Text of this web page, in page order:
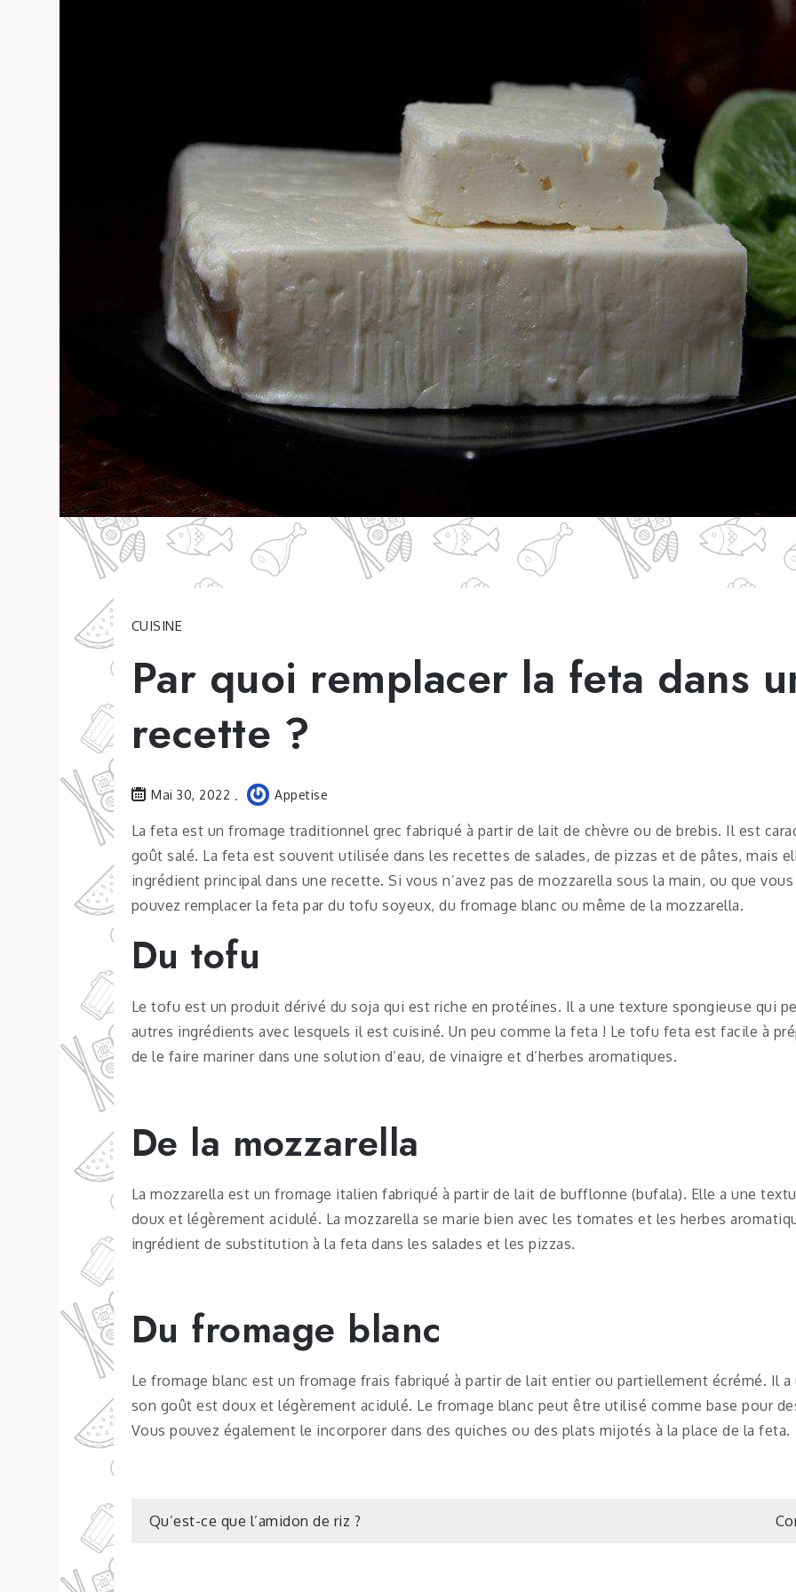
CUISINE
Par quoi remplacer la feta dans
recette ?
Mai 30, 2022 Appetise
La feta est un fromage traditionnel grec fabriqué à partir de lait de chèvre ou de brebis. Il est
goût salé. La feta est souvent utilisée dans les recettes de salades, de pizzas et de pâtes, mais
ingrédient principal dans une recette. Si vous n’avez pas de mozzarella sous la main, ou que
pouvez remplacer la feta par du tofu soyeux, du fromage blanc ou même de la mozzarella.
Du tofu
Le tofu est un produit dérivé du soja qui est riche en protéines. Il a une texture spongieuse qui
autres ingrédients avec lesquels il est cuisiné. Un peu comme la feta ! Le tofu feta est facile à
de le faire mariner dans une solution d’eau, de vinaigre et d’herbes aromatiques.
De la mozzarella
La mozzarella est un fromage italien fabriqué à partir de lait de bufflonne (bufala). Elle a une
doux et légèrement acidulé. La mozzarella se marie bien avec les tomates et les herbes
ingrédient de substitution à la feta dans les salades et les pizzas.
Du fromage blanc
Le fromage blanc est un fromage frais fabriqué à partir de lait entier ou partiellement écrémé. Il
son goût est doux et légèrement acidulé. Le fromage blanc peut être utilisé comme base pour
Vous pouvez également le incorporer dans des quiches ou des plats mijotés à la place de la feta.
Navigation
Qu’est-ce que l’amidon de riz ?